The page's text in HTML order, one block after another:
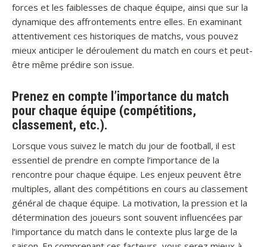
forces et les faiblesses de chaque équipe, ainsi que sur la
dynamique des affrontements entre elles. En examinant
attentivement ces historiques de matchs, vous pouvez
mieux anticiper le déroulement du match en cours et peut-
être même prédire son issue.
Prenez en compte l’importance du match
pour chaque équipe (compétitions,
classement, etc.).
Lorsque vous suivez le match du jour de football, il est
essentiel de prendre en compte l’importance de la
rencontre pour chaque équipe. Les enjeux peuvent être
multiples, allant des compétitions en cours au classement
général de chaque équipe. La motivation, la pression et la
détermination des joueurs sont souvent influencées par
l’importance du match dans le contexte plus large de la